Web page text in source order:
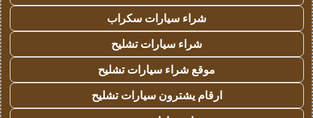
شراء سيارات سكراب
شراء سيارات تشليح
موقع شراء سيارات تشليح
ارقام يشترون سيارات تشليح